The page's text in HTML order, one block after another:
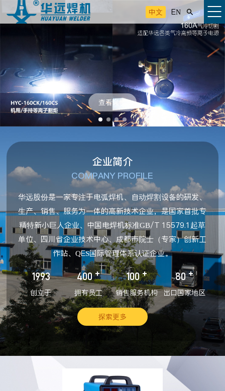
中文 EN 
查看详情
企业简介
COMPANY PROFILE
华远股份是一家专注于电弧焊机、自动焊割设备的研发、
生产、销售、服务为一体的高新技术企业，是国家首批专
精特新小巨人企业、中国电焊机标准GB/T 15579.1起草
单位、四川省企业技术中心、成都市院士（专家）创新工
作站、QES国际管理体系认证企业。
1993
创立于
400 +
拥有员工
100 +
销售服务机构
80 +
出口国家地区
探索更多